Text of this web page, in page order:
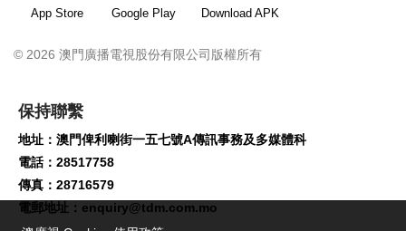
App Store Google Play Download APK
© 2026 澳門廣播電視股份有限公司版權所有
保持聯繫
地址：澳門俾利喇街一五七號A傳訊事務及多媒體科
電話：28517758
傳真：28716579
電郵地址： enquiry@tdm.com.mo